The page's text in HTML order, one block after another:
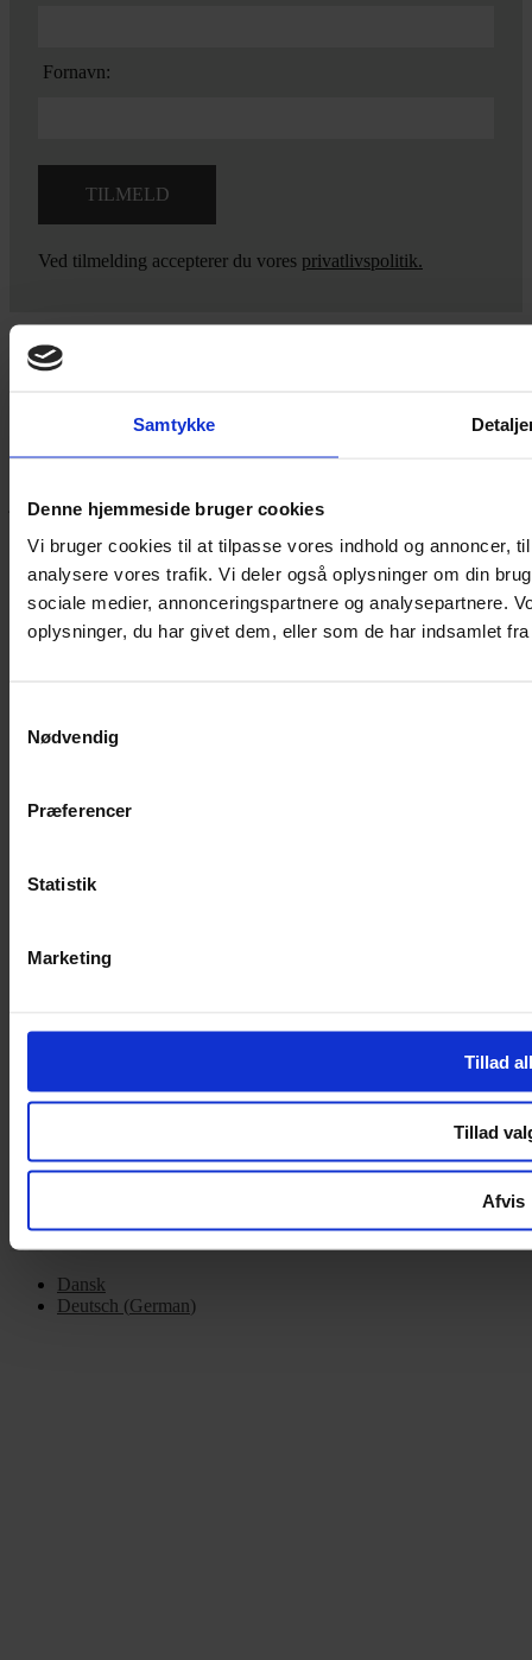
Samtykke
Denne hjemmeside bruger cookies
Vi bruger cookies til at tilpasse vores indhold og annoncer,
analysere vores trafik. Vi deler også oplysninger om din
sociale medier, annonceringspartnere og analysepartnere.
oplysninger, du har givet dem, eller som de har indsamlet
Nødvendig
Præferencer
Statistik
Marketing
Tillad
Tillad
Afvis
Fornavn:
Ved tilmelding accepterer du vores privatlivspolitik.
Yarn Every Wear
Hvis du bøvler med noget eller ønsker ny inspiration, så skriv til
jeg dig på vej.
Vestergade 12 6270, Tønder
60 51 96 50
post@yarneverywear.dk
CVR 43041649
Facebook-f
Instagram
Handelsbetingelser
Om Yarn Every Wear
Mandag – Fredag 10:00 – 17:30
Copyright © 2022.Design & hosting by Webhuset Ballum ApS
Dansk
Deutsch (German)